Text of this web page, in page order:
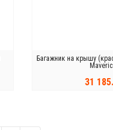
Багажник на крышу
31